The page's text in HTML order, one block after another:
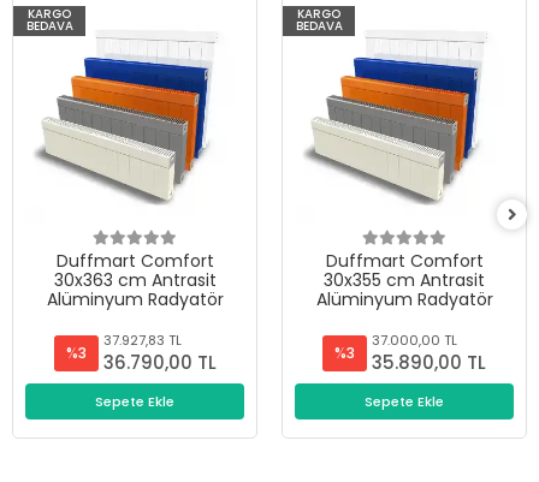
KARGO
BEDAVA
Duffmart Comfort
30x363 cm Antrasit
Alüminyum Radyatör
%3
37.927,83 TL
36.790,00 TL
Sepete Ekle
KARGO
BEDAVA
Duffmart Comfort
30x355 cm Antrasit
Alüminyum Radyatör
%3
37.000,00 TL
35.890,00 TL
Sepete Ekle